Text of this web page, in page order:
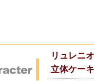
リュレニ
立体ケーキ